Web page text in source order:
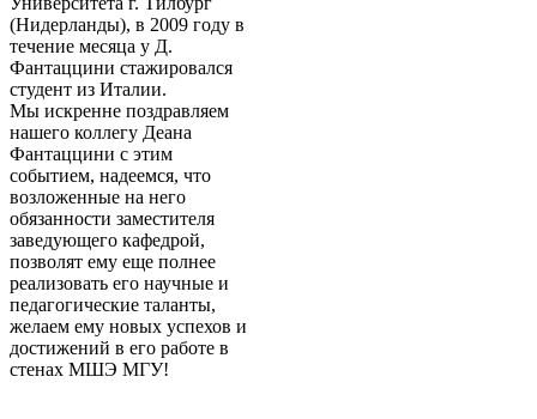
(Нидерланды), в 2009 году в
течение месяца у Д.
Фантаццини стажировался
студент из Италии.
Мы искренне поздравляем
нашего коллегу Деана
Фантаццини с этим
событием, надеемся, что
возложенные на него
обязанности заместителя
заведующего кафедрой,
позволят ему еще полнее
реализовать его научные и
педагогические таланты,
желаем ему новых успехов и
достижений в его работе в
стенах МШЭ МГУ!